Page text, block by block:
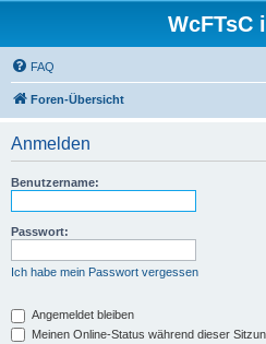
WcFTsC
FAQ
Foren-Übersicht
Anmelden
Benutzername:
Passwort:
Ich habe mein Passwort vergessen
Angemeldet bleiben
Meinen Online-Status während dieser